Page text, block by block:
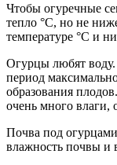
Чтобы огуречные
тепло °C, но не
температуре °C и
Огурцы любят
период
образования
очень много влаги,
Почва под
влажность почвы и